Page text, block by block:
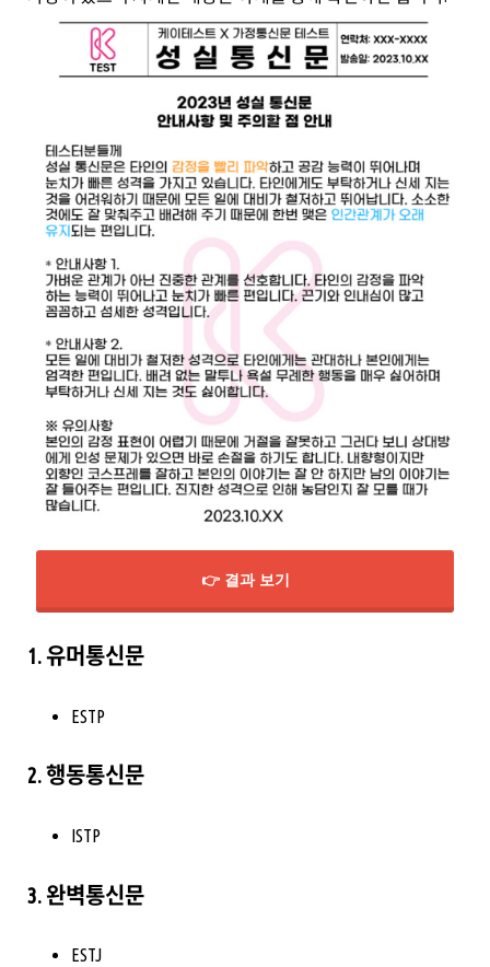
👉 결과 보기
1. 유머통신문
ESTP
2. 행동통신문
ISTP
3. 완벽통신문
ESTJ